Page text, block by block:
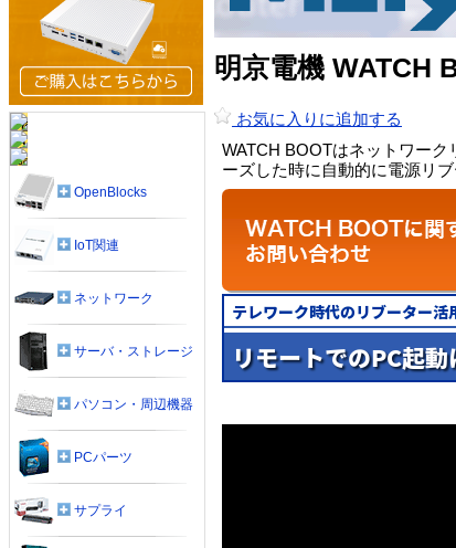
明京電機 WATCH
お気に入りに追加する
WATCH BOOTはネットワー
ーズした時に自動的に電源リ
OpenBlocks
IoT関連
ネットワーク
サーバ・ストレージ
パソコン・周辺機器
PCパーツ
サプライ